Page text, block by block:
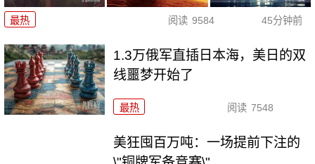
最热 阅读 9584 45分钟前
1.3万俄军直插日本海，美日的双
线噩梦开始了
最热 阅读 7548
美狂囤百万吨：一场提前下注的